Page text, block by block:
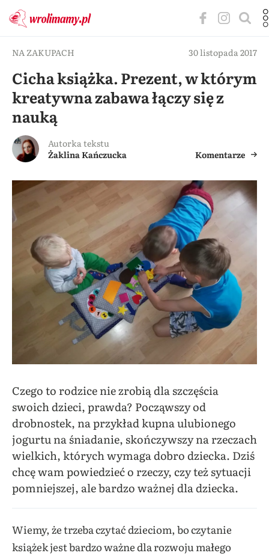
NA ZAKUPACH 30 listopada 2017
Cicha książka. Prezent, w którym
kreatywna zabawa łączy się z
nauką
Autorka tekstu
Żaklina Kańczucka
Komentarze
Czego to rodzice nie zrobią dla szczęścia
swoich dzieci, prawda? Począwszy od
drobnostek, na przykład kupna ulubionego
jogurtu na śniadanie, skończywszy na rzeczach
wielkich, których wymaga dobro dziecka. Dziś
chcę wam powiedzieć o rzeczy, czy też sytuacji
pomniejszej, ale bardzo ważnej dla dziecka.
Wiemy, że trzeba czytać dzieciom, bo czytanie
książek jest bardzo ważne dla rozwoju małego